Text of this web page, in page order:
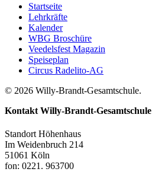
Startseite
Lehrkräfte
Kalender
WBG Broschüre
Veedelsfest Magazin
Speiseplan
Circus Radelito-AG
© 2026 Willy-Brandt-Gesamtschule.
Kontakt Willy-Brandt-Gesamtschule
Standort Höhenhaus
Im Weidenbruch 214
51061 Köln
fon: 0221. 963700